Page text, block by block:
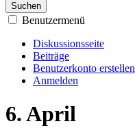
Suchen
Benutzermenü
Diskussionsseite
Beiträge
Benutzerkonto erstellen
Anmelden
6. April